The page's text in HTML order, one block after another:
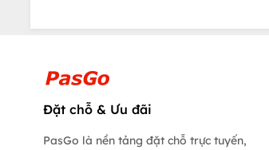
Đặt chỗ & Ưu đãi
PasGo là nền tảng đặt chỗ trực tuyến,